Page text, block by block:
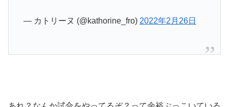
— カトリーヌ (@kathorine_fro) 2022年2月26日